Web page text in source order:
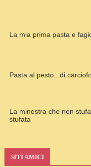
La mia prima pasta e
Pasta al pesto...di
La minestra che non
stufata
SITI AMICI